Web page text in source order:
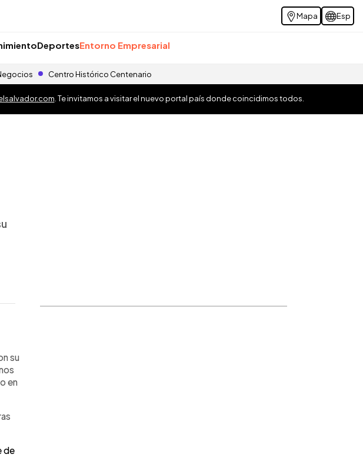
Mapa Esp
DeportesEntorno Empresarial
Centro Histórico Centenario
. Te invitamos a visitar el nuevo portal país donde coincidimos todos.
su
en
de